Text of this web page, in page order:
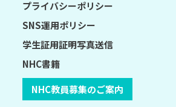
プライバシーポリシー
SNS運用ポリシー
学生証用証明写真送信
NHC書籍
NHC教員募集のご案内